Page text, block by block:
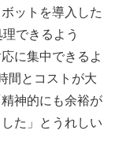
ットを導入した
できるよう
に集中できるよ
間とコストが大
神的にも余裕が
た」とうれしい